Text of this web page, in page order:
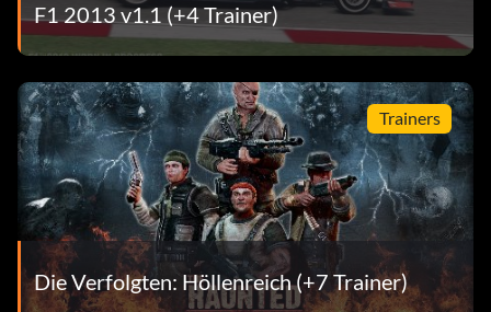
F1 2013 v1.1 (+4 Trainer)
Trainers
Die Verfolgten: Höllenreich (+7 Trainer)